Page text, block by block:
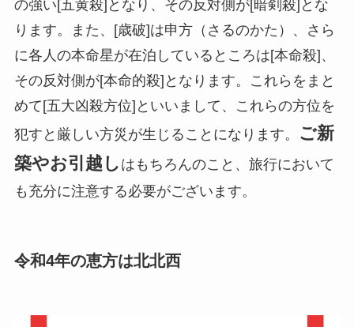
の強い[五黄殺]となり、その反対側が[暗剣殺]とな
ります。また、[歳破]は申方（さるのかた）、さら
に各人の本命星が在泊しているところは[本命殺]、
その反対側が[本命的殺]となります。これらをまと
めて[五大凶殺方位]といいまして、これらの方位を
犯すと厳しい方災が生じることになります。
ご新
築やお引越し はもちろんのこと、旅行において
も充分に注意する必要がございます。
令和4年の恵方は北北西